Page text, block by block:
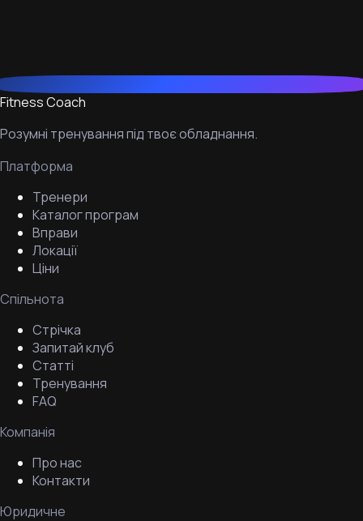
Fitness Coach
Розумні тренування під твоє обладнання.
Платформа
Тренери
Каталог програм
Вправи
Локації
Ціни
Спільнота
Стрічка
Запитай клуб
Статті
Тренування
FAQ
Компанія
Про нас
Контакти
Юридичне